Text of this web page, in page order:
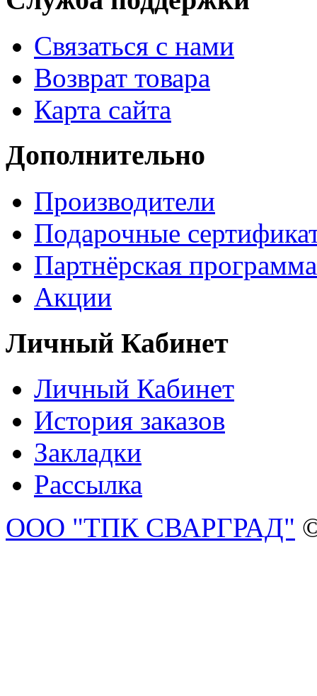
Связаться с нами
Возврат товара
Карта сайта
Дополнительно
Производители
Подарочные
Партнёрская программа
Акции
Личный Кабинет
Личный Кабинет
История заказов
Закладки
Рассылка
ООО "ТПК СВАРГРАД"